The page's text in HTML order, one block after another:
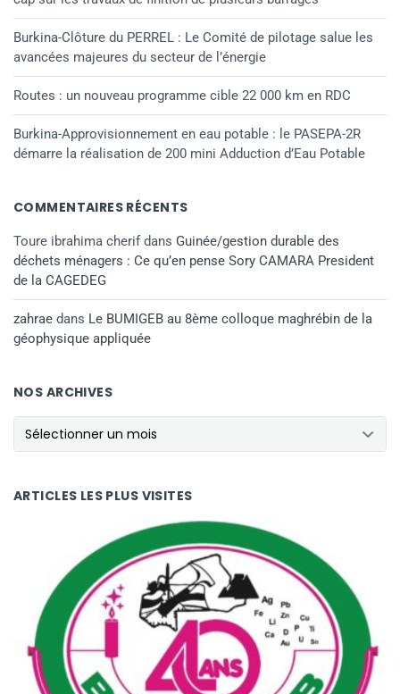
Burkina-Clôture du PERREL : Le Comité de pilotage salue les
avancées majeures du secteur de l’énergie
Routes : un nouveau programme cible 22 000 km en RDC
Burkina-Approvisionnement en eau potable : le PASEPA-2R
démarre la réalisation de 200 mini Adduction d’Eau Potable
COMMENTAIRES RÉCENTS
Toure ibrahima cherif dans Guinée/gestion durable des
déchets ménagers : Ce qu’en pense Sory CAMARA President
de la CAGEDEG
zahrae dans Le BUMIGEB au 8ème colloque maghrébin de la
géophysique appliquée
NOS ARCHIVES
NOS ARCHIVES
ARTICLES LES PLUS VISITES